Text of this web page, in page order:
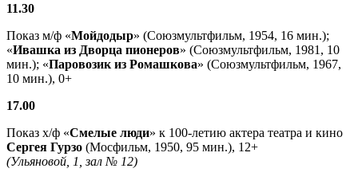
11.30
Показ м/ф «Мойдодыр» (Союзмультфильм, 1954, 16 мин.);
«Ивашка из Дворца пионеров» (Союзмультфильм, 1981, 10
мин.); «Паровозик из Ромашкова» (Союзмультфильм, 1967,
10 мин.), 0+
17.00
Показ х/ф «Смелые люди» к 100-летию актера театра и кино
Сергея Гурзо (Мосфильм, 1950, 95 мин.), 12+
(Ульяновой, 1, зал № 12)